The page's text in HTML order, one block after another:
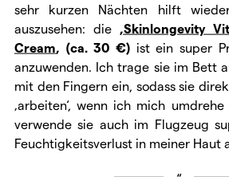
sehr kurzen Nächten hilft
auszusehen: die ‚Skinlongevity
Cream‚ (ca. 30 €) ist ein super
anzuwenden. Ich trage sie im Bett
mit den Fingern ein, sodass sie
‚arbeiten‘, wenn ich mich
verwende sie auch im Flugzeug
Feuchtigkeitsverlust in meiner Haut